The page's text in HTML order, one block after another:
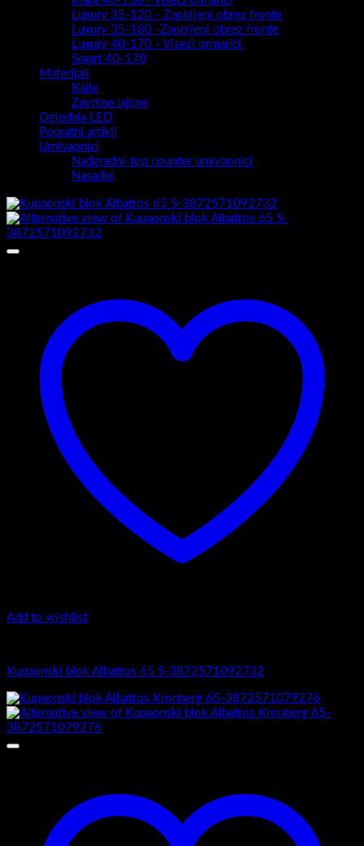
Luxury 35-120 - Zaobljeni obrez fronte
Luxury 35-180 -Zaobljeni obrez fronte
Luxury 40-170 - Viseći ormarići
Smart 40-170
Materijali
Kajle
Završne lajsne
Ogledala LED
Popratni artikli
Umivaonici
Nadgradni-top counter umivaonici
Nasadni
Add to wishlist
Kupaonski blok Albatros 65 S-3872571092732